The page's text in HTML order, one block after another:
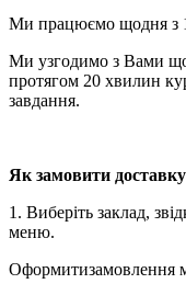
Ми працюємо щодня з
Ми узгодимо з Вами що
протягом 20 хвилин
завдання.
Як замовити доставку
1. Виберіть заклад,
меню.
Оформитизамовлення